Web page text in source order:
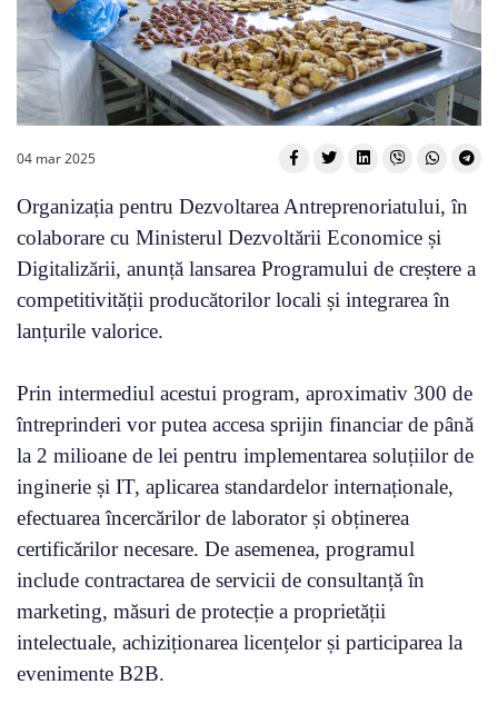
04 mar 2025
Organizația pentru Dezvoltarea Antreprenoriatului, în
colaborare cu Ministerul Dezvoltării Economice și
Digitalizării, anunță lansarea Programului de creștere a
competitivității producătorilor locali și integrarea în
lanțurile valorice.
Prin intermediul acestui program, aproximativ 300 de
întreprinderi vor putea accesa sprijin financiar de până
la 2 milioane de lei pentru implementarea soluțiilor de
inginerie și IT, aplicarea standardelor internaționale,
efectuarea încercărilor de laborator și obținerea
certificărilor necesare. De asemenea, programul
include contractarea de servicii de consultanță în
marketing, măsuri de protecție a proprietății
intelectuale, achiziționarea licențelor și participarea la
evenimente B2B.